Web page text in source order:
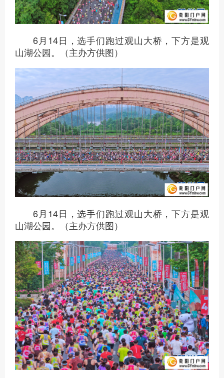
6月14日，选手们跑过观山大桥，下方是观
山湖公园。（主办方供图）
6月14日，选手们跑过观山大桥，下方是观
山湖公园。（主办方供图）